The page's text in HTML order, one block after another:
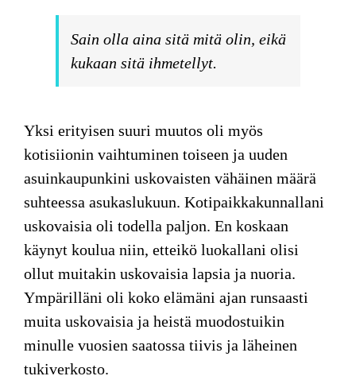
Sain olla aina sitä mitä olin, eikä
kukaan sitä ihmetellyt.
Yksi erityisen suuri muutos oli myös
kotisiionin vaihtuminen toiseen ja uuden
asuinkaupunkini uskovaisten vähäinen määrä
suhteessa asukaslukuun. Kotipaikkakunnallani
uskovaisia oli todella paljon. En koskaan
käynyt koulua niin, etteikö luokallani olisi
ollut muitakin uskovaisia lapsia ja nuoria.
Ympärilläni oli koko elämäni ajan runsaasti
muita uskovaisia ja heistä muodostuikin
minulle vuosien saatossa tiivis ja läheinen
tukiverkosto.